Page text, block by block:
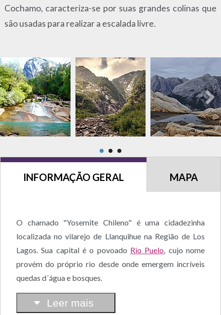
Cochamo, caracteriza-se por suas grandes colinas que
são usadas para realizar a escalada livre.
INFORMAÇÃO GERAL MAPA
O chamado "Yosemite Chileno" é uma cidadezinha
localizada no vilarejo de Llanquihue na Região de Los
Lagos. Sua capital é o povoado Rio Puelo , cujo nome
provém do próprio rio desde onde emergem incríveis
quedas d´água e bosques.
Leer mais